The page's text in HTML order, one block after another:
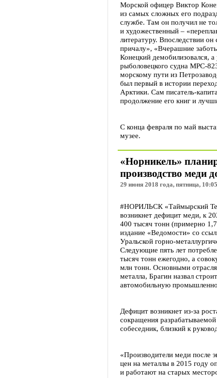
Морской офицер Виктор
из самых сложных его
службе. Там он получил не
и художественный –
литературу. Впоследствии
причалу», «Вчерашние
Конецкий демобилизовался,
рыболовецкого судна МРС-
морскому пути из
был первый в истории
Арктики. Сам писатель-
продолжение его книг и
С конца февраля по май
музее.
«Норникель»
производство меди
29 июня 2018 года, пятница, 10:05
#НОРИЛЬСК «Таймырский
возникнет дефицит меди, к
400 тысяч тонн (примерно
издание «Ведомости» со
Уральской горно-
Следующие пять лет
тысяч тонн ежегодно, а
млн тонн. Основными
металла, Брагин назвал
автомобильную
Дефицит возникнет из-за
сокращения
собеседник, близкий к
«Производители меди после
цен на металлы в 2015 году
и работают на старых